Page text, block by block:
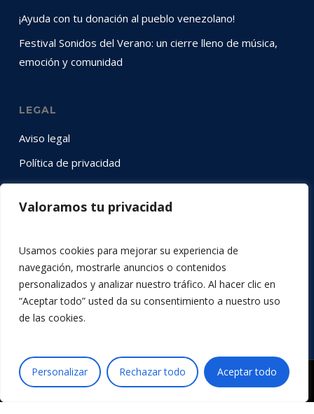
Valoramos tu privacidad
Usamos cookies para mejorar su experiencia de
navegación, mostrarle anuncios o contenidos
personalizados y analizar nuestro tráfico. Al hacer clic en
“Aceptar todo” usted da su consentimiento a nuestro uso
de las cookies.
Personalizar Rechazar todo Aceptar todo
¡Ayuda con tu donación al pueblo venezolano!
Festival Sonidos del Verano: un cierre lleno de música,
emoción y comunidad
LEGAL
Aviso legal
Política de privacidad
Política de cookies
Instagram
YouTube
LinkedIn
Facebook
Twitter
© 2026 Acción por la Música.